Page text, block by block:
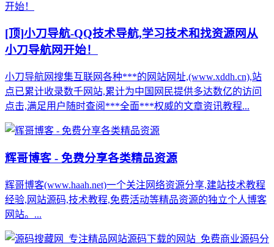
[顶]小刀导航-QQ技术导航,学习技术和找资源网从
小刀导航网开始！
小刀导航网搜集互联网各种***的网站网址,(www.xddh.cn),站
点已累计收录数千网站,累计为中国网民提供多达数亿的访问
点击,满足用户随时查阅***全面***权威的文章资讯教程...
辉哥博客 - 免费分享各类精品资源
辉哥博客(www.haah.net)一个关注网络资源分享,建站技术教程
经验,网站源码,技术教程,免费活动等精品资源的独立个人博客
网站。...